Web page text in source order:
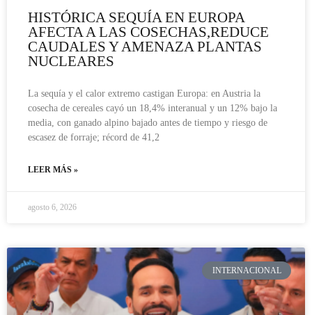
HISTÓRICA SEQUÍA EN EUROPA
AFECTA A LAS COSECHAS,REDUCE
CAUDALES Y AMENAZA PLANTAS
NUCLEARES
La sequía y el calor extremo castigan Europa: en Austria la
cosecha de cereales cayó un 18,4% interanual y un 12% bajo la
media, con ganado alpino bajado antes de tiempo y riesgo de
escasez de forraje; récord de 41,2
LEER MÁS »
agosto 6, 2026
INTERNACIONAL